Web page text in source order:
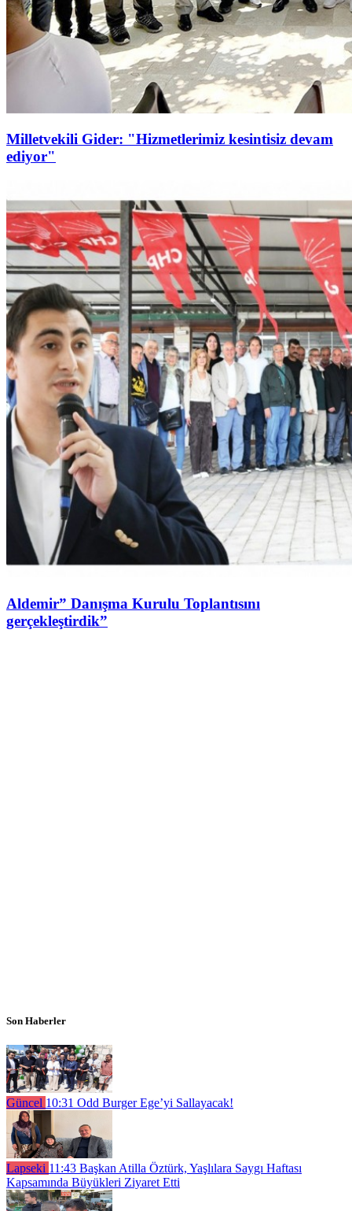
Milletvekili Gider: "Hizmetlerimiz kesintisiz devam
ediyor"
Aldemir” Danışma Kurulu Toplantısını
gerçekleştirdik”
Son Haberler
Güncel 10:31 Odd Burger Ege’yi Sallayacak!
Lapseki 11:43 Başkan Atilla Öztürk, Yaşlılara Saygı Haftası
Kapsamında Büyükleri Ziyaret Etti